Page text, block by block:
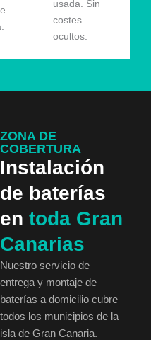
usada. Sin
costes
ocultos.
ZONA DE
COBERTURA
Instalación
de baterías
en toda Gran
Canarias
Nuestro servicio de
entrega y montaje de
baterías a domicilio cubre
todos los municipios de la
isla de Gran Canaria.